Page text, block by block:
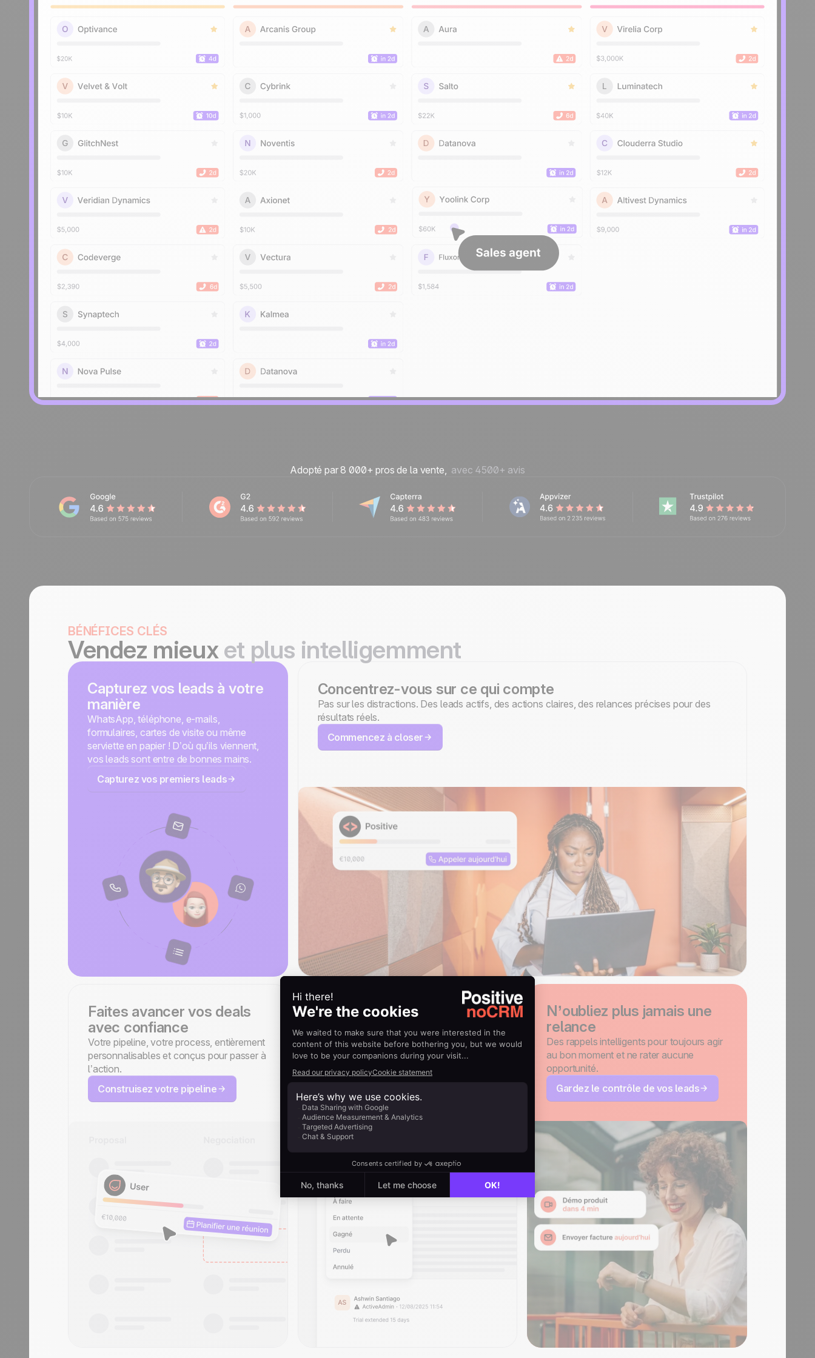
Nous contacter
Devenir partenaire
Adopté par 8 000+ pros de la vente, avec 4500+ avis
BÉNÉFICES CLÉS
Vendez mieuxet plus intelligemment
Capturez vos leads à votre
manière
WhatsApp, téléphone, e-mails,
formulaires, cartes de visite ou même
serviette en papier ! D’où qu’ils viennent,
vos leads sont entre de bonnes mains.
Capturez vos premiers leads
Concentrez-vous sur ce qui compte
Pas sur les distractions. Des leads actifs, des actions claires, des relances précises pour des
résultats réels.
Commencez à closer
Faites avancer vos deals
avec confiance
Votre pipeline, votre process, entièrement
personnalisables et conçus pour passer à
l’action.
Construisez votre pipeline
Closez. Gagnez.
Recommencez.
Analysez, optimisez et multipliez vos
ventes sans subir la lourdeur des CRM
traditionnels.
N’oubliez plus jamais une
relance
Des rappels intelligents pour toujours agir
au bon moment et ne rater aucune
opportunité.
Gardez le contrôle de vos leads